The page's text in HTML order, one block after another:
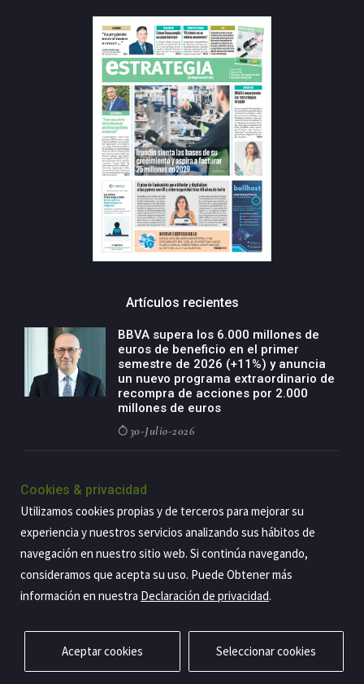
Artículos recientes
BBVA supera los 6.000 millones de
euros de beneficio en el primer
semestre de 2026 (+11%) y anuncia
un nuevo programa extraordinario de
recompra de acciones por 2.000
millones de euros
30-Julio-2026
negocio agro con un modelo global
países
29-Julio-2026
Privacidad Aviso legal Política de cookies Contacto
Cookies & privacidad
Utilizamos cookies propias y de terceros para mejorar su
experiencia y nuestros servicios analizando sus hábitos de
navegación en nuestro sitio web. Si continúa navegando,
consideramos que acepta su uso. Puede Obtener más
información en nuestra Declaración de privacidad.
Aceptar cookies Seleccionar cookies